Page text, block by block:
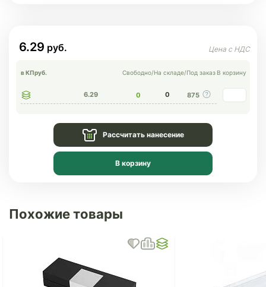
6.29
в КПруб. Свободно/На складе/Под заказ В корзину
6.29 0 0 875
Рассчитать нанесение
В корзину
Похожие товары